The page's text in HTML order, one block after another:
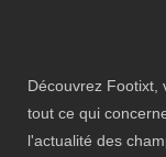
Découvrez Footixt,
tout ce qui
l'actualité des